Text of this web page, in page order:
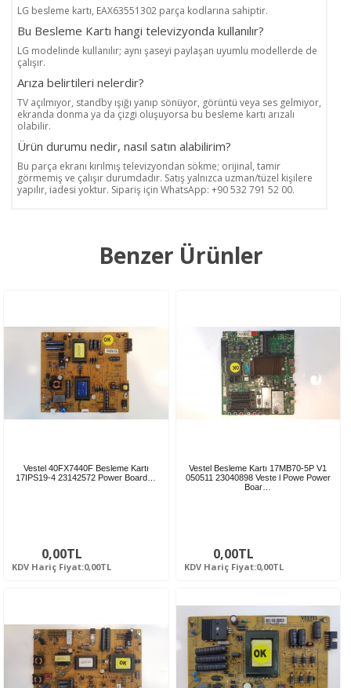
LG besleme kartı, EAX63551302 parça kodlarına sahiptir.
Bu Besleme Kartı hangi televizyonda kullanılır?
LG modelinde kullanılır; aynı şaseyi paylaşan uyumlu modellerde de
çalışır.
Arıza belirtileri nelerdir?
TV açılmıyor, standby ışığı yanıp sönüyor, görüntü veya ses gelmiyor,
ekranda donma ya da çizgi oluşuyorsa bu besleme kartı arızalı
olabilir.
Ürün durumu nedir, nasıl satın alabilirim?
Bu parça ekranı kırılmış televizyondan sökme; orijinal, tamir
görmemiş ve çalışır durumdadır. Satış yalnızca uzman/tüzel kişilere
yapılır, iadesi yoktur. Sipariş için WhatsApp: +90 532 791 52 00.
Benzer Ürünler
Vestel 40FX7440F Besleme Kartı
17IPS19-4 23142572 Power Board…
0,00TL
KDV Hariç Fiyat:0,00TL
Vestel Besleme Kartı 17MB70-5P V1
050511 23040898 Veste l Powe Power
Boar…
0,00TL
KDV Hariç Fiyat:0,00TL